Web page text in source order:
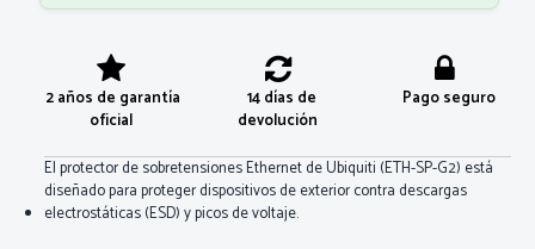
2 años de garantía
oficial
14 días de
devolución
Pago seguro
El protector de sobretensiones Ethernet de Ubiquiti (ETH-SP-G2) está
diseñado para proteger dispositivos de exterior contra descargas
electrostáticas (ESD) y picos de voltaje.